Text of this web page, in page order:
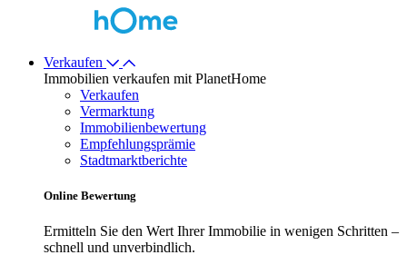
Verkaufen
Immobilien verkaufen mit PlanetHome
Verkaufen
Vermarktung
Immobilienbewertung
Empfehlungsprämie
Stadtmarktberichte
Online Bewertung
Ermitteln Sie den Wert Ihrer Immobilie in wenigen Schritten –
schnell und unverbindlich.